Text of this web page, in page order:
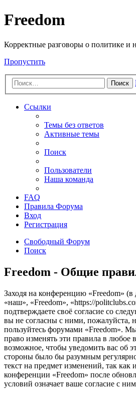
Freedom
Корректные разговоры о политике и
Пропустить
Поиск
Ссылки
Темы без ответов
Активные темы
Поиск
Пользователи
Наша команда
FAQ
Правила Форума
Вход
Регистрация
Свободный Форум
Поиск
Freedom - Общие
Заходя на конференцию «Freedom»
«наш», «Freedom», «https://
подтверждаете своё согласие со
вы не согласны с ними, пожалуйста,
пользуйтесь форумами «Freedom».
право изменять эти правила в любое
возможное, чтобы уведомить вас об
стороны было бы разумным
текст на предмет изменений, так как
конференции «Freedom» после
условий означает ваше согласие с